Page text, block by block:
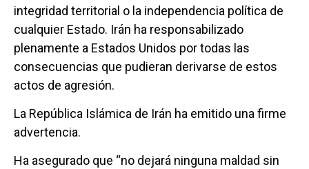
integridad territorial o la independencia política de
cualquier Estado. Irán ha responsabilizado
plenamente a Estados Unidos por todas las
consecuencias que pudieran derivarse de estos
actos de agresión.
La República Islámica de Irán ha emitido una firme
advertencia.
Ha asegurado que “no dejará ninguna maldad sin